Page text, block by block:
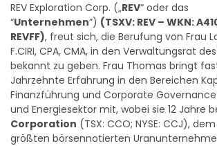
REV Exploration Corp. („REV“ oder das
“Unternehmen”) (TSXV: REV – WKN:
REVFF), freut sich, die Berufung von Frau
F.CIRI, CPA, CMA, in den Verwaltungsrat
bekannt zu geben. Frau Thomas bringt
Jahrzehnte Erfahrung in den Bereichen
Finanzführung und Corporate
und Energiesektor mit, wobei sie 12 Jahre
Corporation (TSX: CCO; NYSE: CCJ),
größten börsennotierten